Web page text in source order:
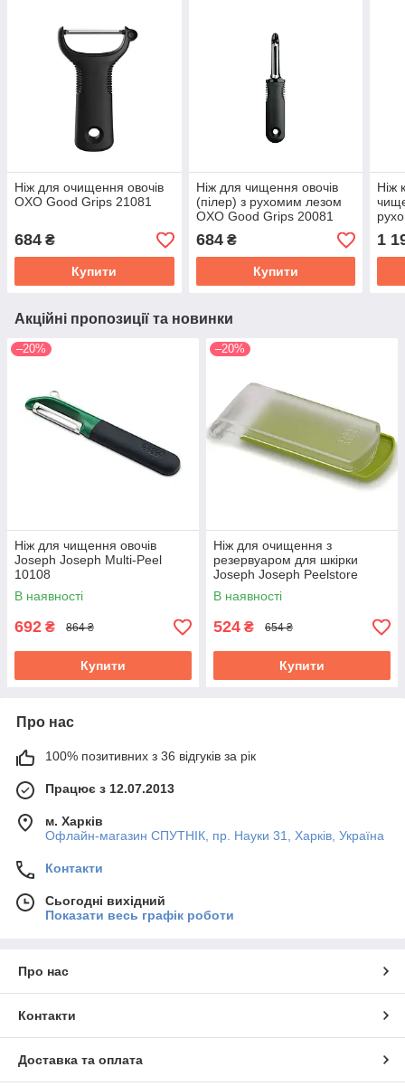
Ніж для очищення овочів
OXO Good Grips 21081
684 ₴
Купити
Ніж для чищення овочів
(пілер) з рухомим лезом
OXO Good Grips 20081
684₴
Купити
Ніж
1
Акційні пропозиції та новинки
–20%
Ніж для чищення овочів
Joseph Joseph Multi-Peel
10108
В наявності
692 ₴ 864 ₴
Купити
–20%
Ніж для очищення з
резервуаром для шкірки
Joseph Joseph Peelstore
20166
В наявності
524 ₴ 654 ₴
Купити
Про нас
100% позитивних з 36 відгуків за рік
Працює з 12.07.2013
м. Харків
Офлайн-магазин СПУТНІК, пр. Науки 31, Харків, Україна
Контакти
Сьогодні вихідний
Показати весь графік роботи
Про нас
Контакти
Доставка та оплата